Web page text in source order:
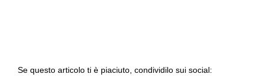
Se questo articolo ti è piaciuto, condividilo sui social: